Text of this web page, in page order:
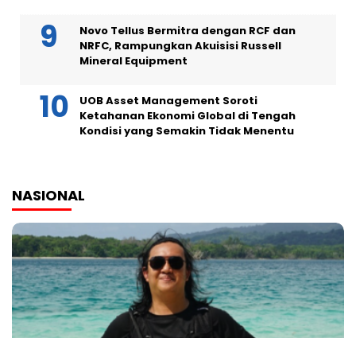
Novo Tellus Bermitra dengan RCF dan
NRFC, Rampungkan Akuisisi Russell
Mineral Equipment
UOB Asset Management Soroti
Ketahanan Ekonomi Global di Tengah
Kondisi yang Semakin Tidak Menentu
NASIONAL